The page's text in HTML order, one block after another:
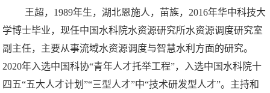
王超，1989年生，湖北恩施人，苗族，2016年华中科技大
学博士毕业，现任中国水科院水资源研究所水资源调度研究室
副主任，主要从事流域水资源调度与智慧水利方面的研究。
2020年入选中国科协“青年人才托举工程”，入选中国水科院十
四五“五大人才计划”“三型人才”中“技术研发型人才”。主持和